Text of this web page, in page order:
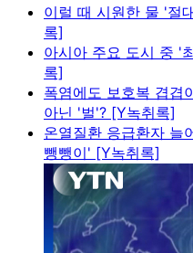
이럴 때 시원한 물 '절
록]
아시아 주요 도시 중 '
록]
폭염에도 보호복 겹겹
아닌 '벌'? [Y녹취록]
온열질환 응급환자 늘
뺑뺑이' [Y녹취록]